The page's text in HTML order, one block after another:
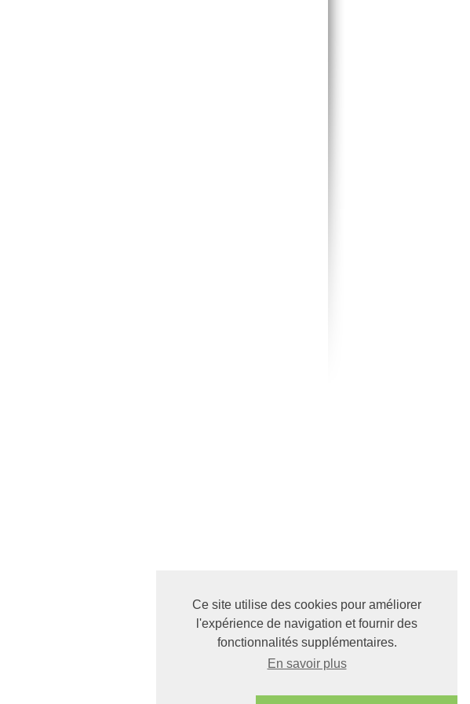
Ce site utilise des cookies pour améliorer
l'expérience de navigation et fournir des
fonctionnalités supplémentaires.
En savoir plus